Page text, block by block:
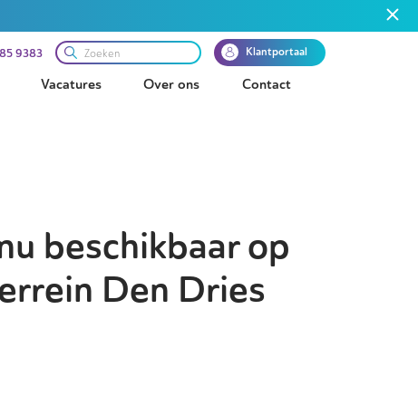
9383 Klantportaal
Vacatures Over ons Contact
beschikbaar op
Den Dries